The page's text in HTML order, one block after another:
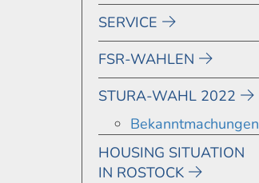
SERVICE
FSR-WAHLEN
STURA-WAHL 2022
Bekanntmachungen
HOUSING SITUATION
IN ROSTOCK